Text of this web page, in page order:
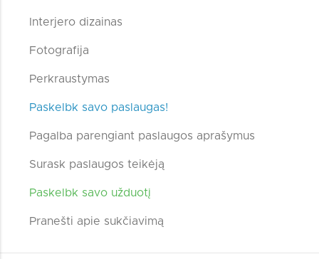
Interjero dizainas
Fotografija
Perkraustymas
Paskelbk savo paslaugas!
Pagalba parengiant paslaugos aprašymus
Surask paslaugos teikėją
Paskelbk savo užduotį
Pranešti apie sukčiavimą